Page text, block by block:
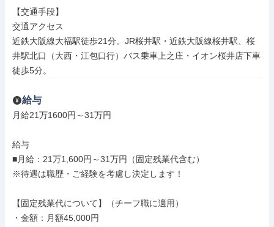
【交通手段】
交通アクセス
近鉄大阪線大福駅徒歩21分。JR桜井駅・近鉄大阪線桜井駅、桜
井駅北口（大西・江包口行）バス乗車上之庄・イオン桜井店下車
徒歩5分。
給与
月給21万1600円～31万円
給与
■月給：21万1,600円～31万円（固定残業代含む）
※待遇は職歴・ご経験を考慮し決定します！
【固定残業代について】（チーフ職に適用）
・金額：月額45,000円